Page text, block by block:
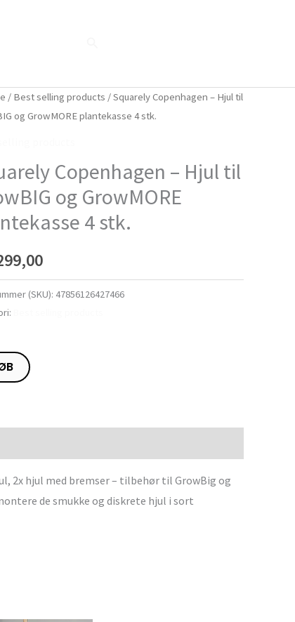
/ Best selling products / Squarely Copenhagen – Hjul til
og GrowMORE plantekasse 4 stk.
Copenhagen – Hjul til
og GrowMORE
4 stk.
(SKU): 47856126427466
2x hjul med bremser – tilbehør til GrowBig og
de smukke og diskrete hjul i sort